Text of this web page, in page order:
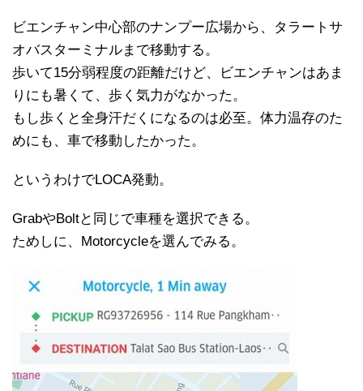
ビエンチャン中心部のナンプー広場から、タラートサ
オバスターミナルまで移動する。
歩いて15分弱程度の距離だけど、ビエンチャンはあま
りにも暑くて、歩く気力がなかった。
もし歩くと全身汗だくになるのは必至。体力温存のた
めにも、車で移動したかった。
というわけでLOCA発動。
GrabやBoltと同じで車種を選択できる。
ためしに、Motorcycleを選んでみる。